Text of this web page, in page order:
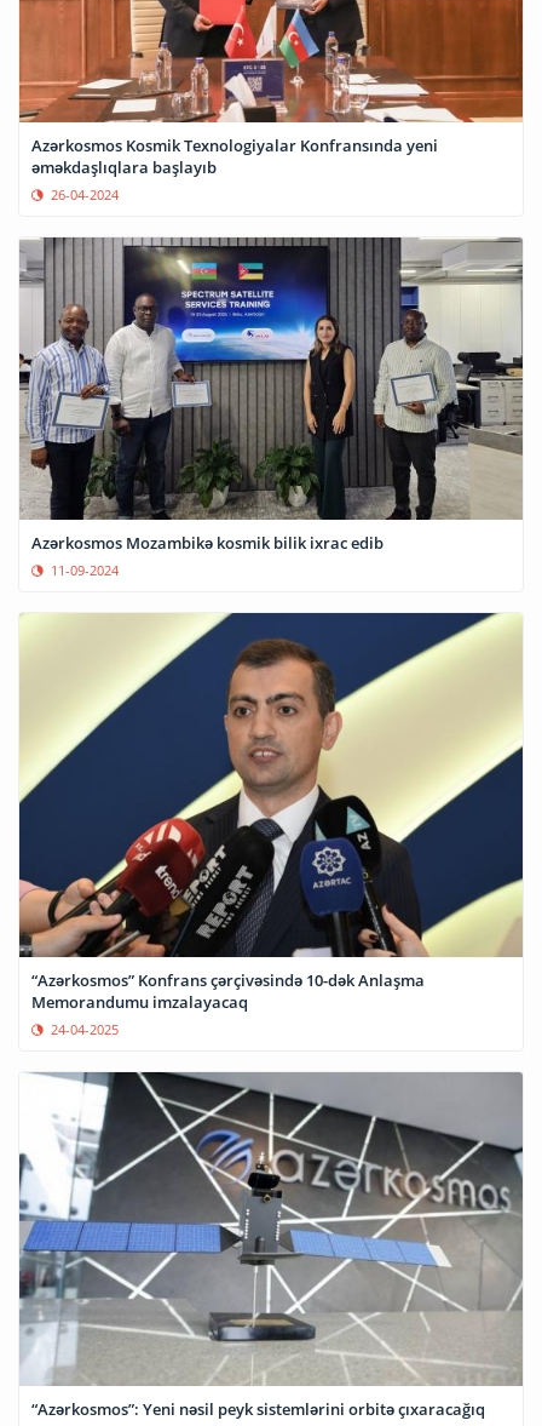
Azərkosmos Kosmik Texnologiyalar Konfransında yeni
əməkdaşlıqlara başlayıb
26-04-2024
Azərkosmos Mozambikə kosmik bilik ixrac edib
11-09-2024
“Azərkosmos” Konfrans çərçivəsində 10-dək Anlaşma
Memorandumu imzalayacaq
24-04-2025
“Azərkosmos”: Yeni nəsil peyk sistemlərini orbitə çıxaracağıq